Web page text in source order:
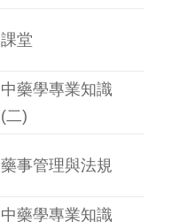
課堂
中藥學專業知識
(二)
藥事管理與法規
中藥學專業知識